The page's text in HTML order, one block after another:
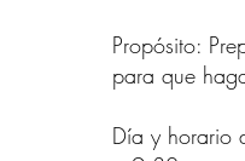
Propósito:
para que
Día y horario